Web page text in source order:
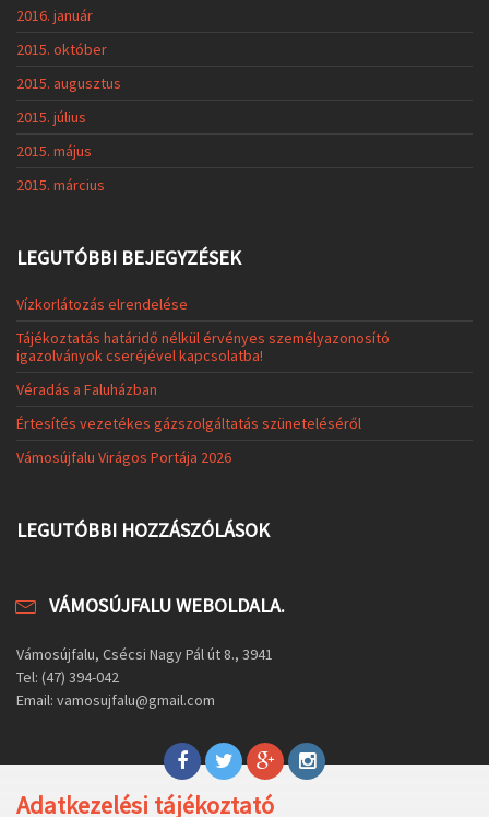
2016. január
2015. október
2015. augusztus
2015. július
2015. május
2015. március
LEGUTÓBBI BEJEGYZÉSEK
Vízkorlátozás elrendelése
Tájékoztatás határidő nélkül érvényes személyazonosító
igazolványok cseréjével kapcsolatba!
Véradás a Faluházban
Értesítés vezetékes gázszolgáltatás szüneteléséről
Vámosújfalu Virágos Portája 2026
LEGUTÓBBI HOZZÁSZÓLÁSOK
VÁMOSÚJFALU WEBOLDALA.
Vámosújfalu, Csécsi Nagy Pál út 8., 3941
Tel: (47) 394-042
Email: vamosujfalu@gmail.com
Adatkezelési tájékoztató